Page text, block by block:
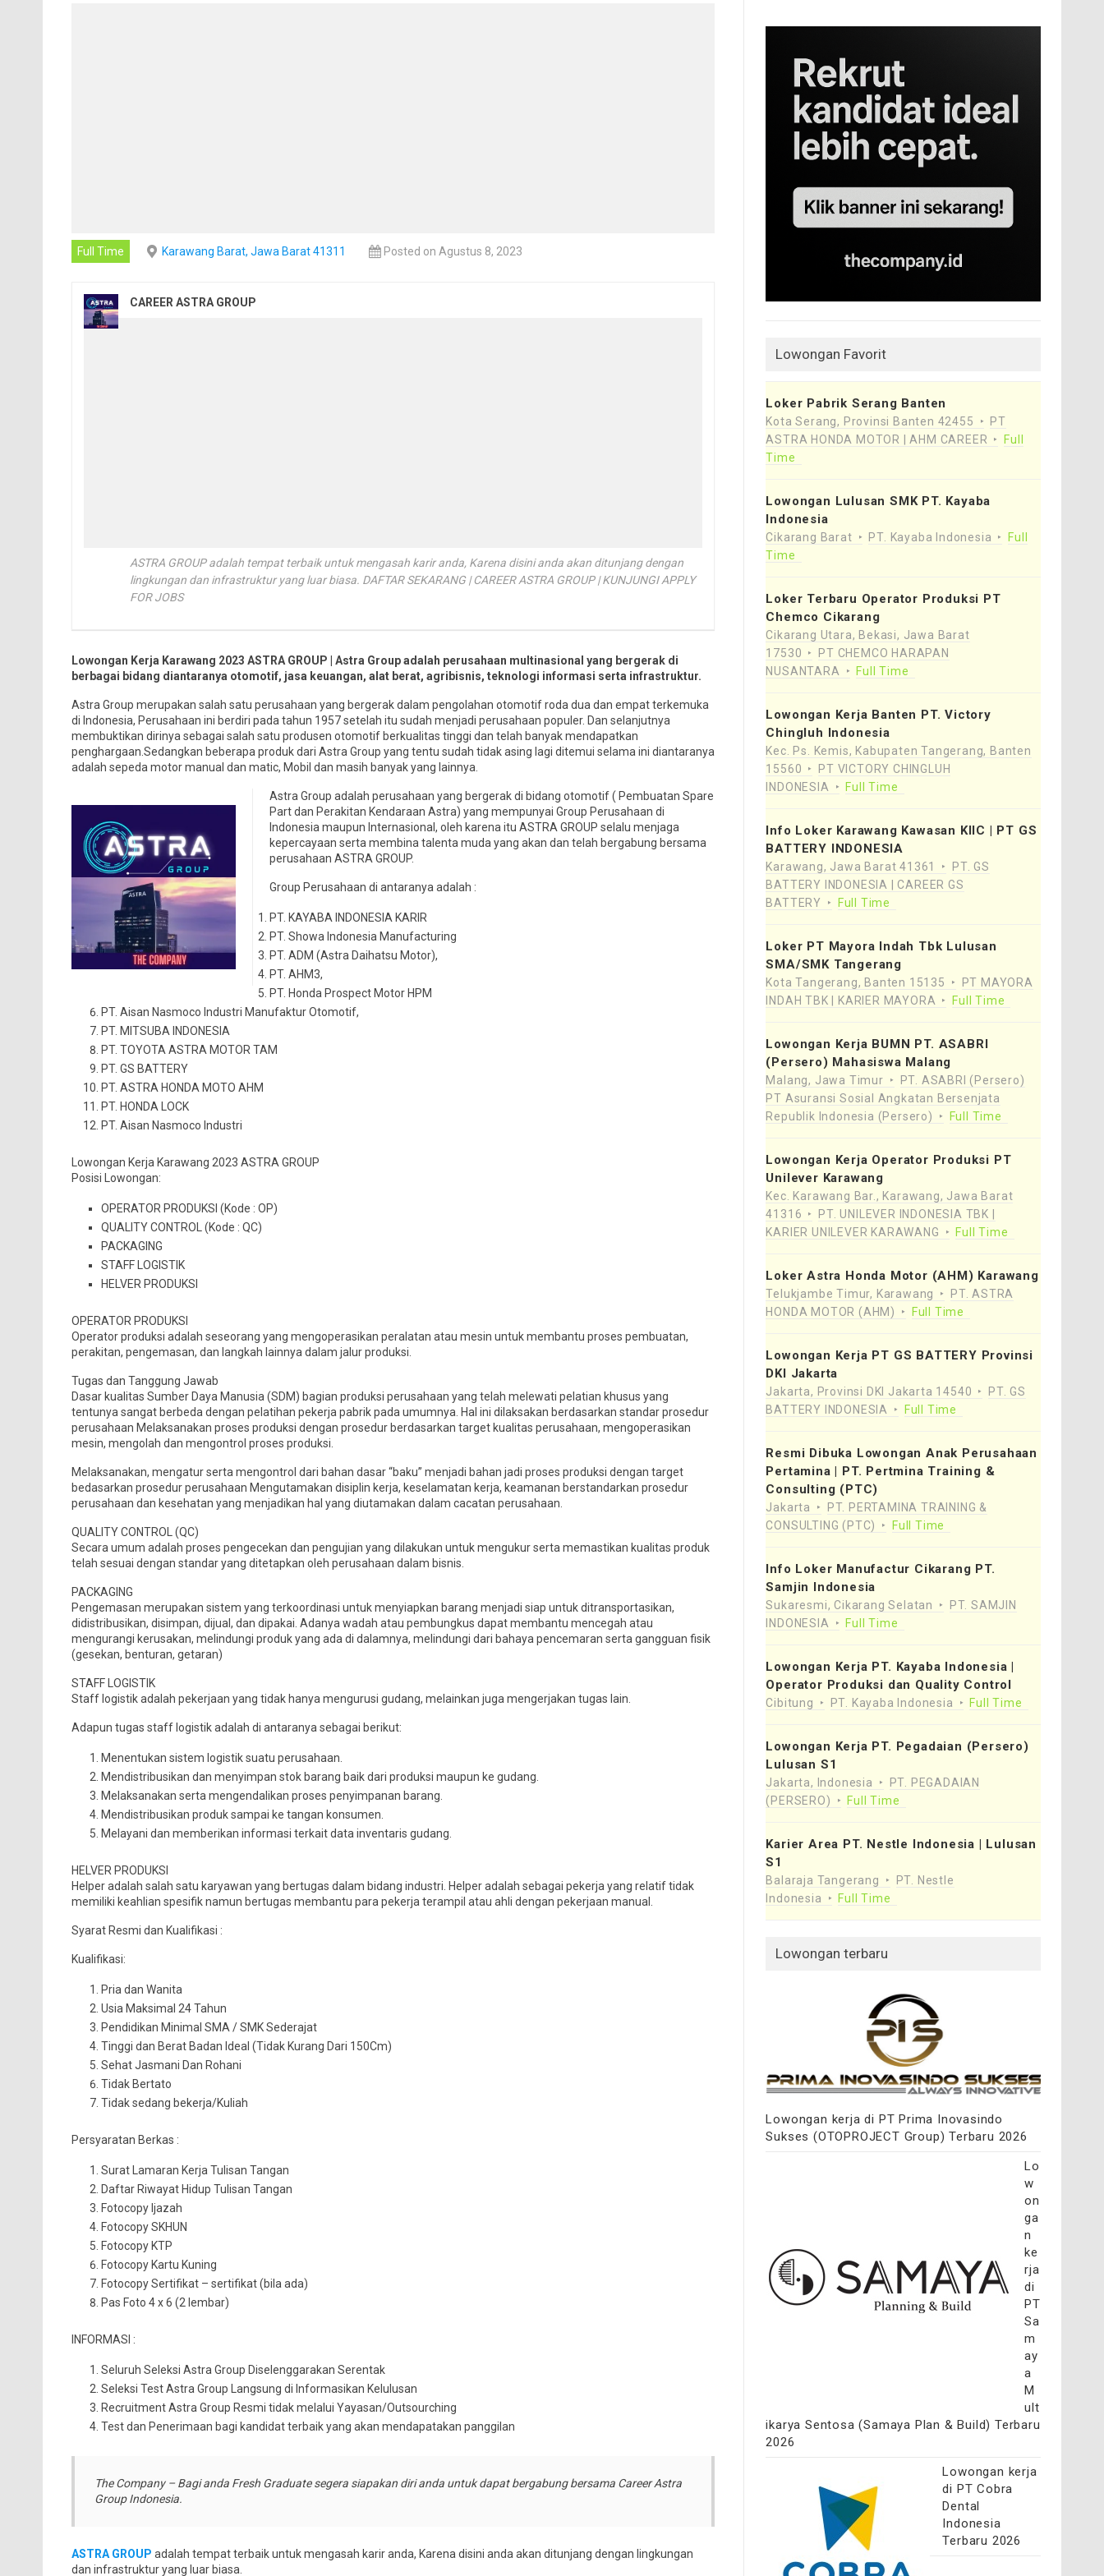
Full Time Karawang Barat, Jawa Barat 41311 Posted on Agustus 8, 2023
CAREER ASTRA GROUP
ASTRA GROUP adalah tempat terbaik untuk mengasah karir anda, Karena disini anda akan ditunjang dengan
lingkungan dan infrastruktur yang luar biasa. DAFTAR SEKARANG | CAREER ASTRA GROUP | KUNJUNGI APPLY
FOR JOBS
Lowongan Kerja Karawang 2023 ASTRA GROUP | Astra Group adalah perusahaan multinasional yang bergerak di
berbagai bidang diantaranya otomotif, jasa keuangan, alat berat, agribisnis, teknologi informasi serta infrastruktur.
Astra Group merupakan salah satu perusahaan yang bergerak dalam pengolahan otomotif roda dua dan empat terkemuka
di Indonesia, Perusahaan ini berdiri pada tahun 1957 setelah itu sudah menjadi perusahaan populer. Dan selanjutnya
membuktikan dirinya sebagai salah satu produsen otomotif berkualitas tinggi dan telah banyak mendapatkan
penghargaan.Sedangkan beberapa produk dari Astra Group yang tentu sudah tidak asing lagi ditemui selama ini diantaranya
adalah sepeda motor manual dan matic, Mobil dan masih banyak yang lainnya.
Astra Group adalah perusahaan yang bergerak di bidang otomotif ( Pembuatan Spare
Part dan Perakitan Kendaraan Astra) yang mempunyai Group Perusahaan di
Indonesia maupun Internasional, oleh karena itu ASTRA GROUP selalu menjaga
kepercayaan serta membina talenta muda yang akan dan telah bergabung bersama
perusahaan ASTRA GROUP.
Group Perusahaan di antaranya adalah :
PT. KAYABA INDONESIA KARIR
PT. Showa Indonesia Manufacturing
PT. ADM (Astra Daihatsu Motor),
PT. AHM3,
PT. Honda Prospect Motor HPM
PT. Aisan Nasmoco Industri Manufaktur Otomotif,
PT. MITSUBA INDONESIA
PT. TOYOTA ASTRA MOTOR TAM
PT. GS BATTERY
PT. ASTRA HONDA MOTO AHM
PT. HONDA LOCK
PT. Aisan Nasmoco Industri
Lowongan Kerja Karawang 2023 ASTRA GROUP
Posisi Lowongan:
OPERATOR PRODUKSI (Kode : OP)
QUALITY CONTROL (Kode : QC)
PACKAGING
STAFF LOGISTIK
HELVER PRODUKSI
OPERATOR PRODUKSI
Operator produksi adalah seseorang yang mengoperasikan peralatan atau mesin untuk membantu proses pembuatan,
perakitan, pengemasan, dan langkah lainnya dalam jalur produksi.
Tugas dan Tanggung Jawab
Dasar kualitas Sumber Daya Manusia (SDM) bagian produksi perusahaan yang telah melewati pelatian khusus yang
tentunya sangat berbeda dengan pelatihan pekerja pabrik pada umumnya. Hal ini dilaksakan berdasarkan standar prosedur
perusahaan Melaksanakan proses produksi dengan prosedur berdasarkan target kualitas perusahaan, mengoperasikan
mesin, mengolah dan mengontrol proses produksi.
Melaksanakan, mengatur serta mengontrol dari bahan dasar “baku” menjadi bahan jadi proses produksi dengan target
bedasarkan prosedur perusahaan Mengutamakan disiplin kerja, keselamatan kerja, keamanan berstandarkan prosedur
perusahaan dan kesehatan yang menjadikan hal yang diutamakan dalam cacatan perusahaan.
QUALITY CONTROL (QC)
Secara umum adalah proses pengecekan dan pengujian yang dilakukan untuk mengukur serta memastikan kualitas produk
telah sesuai dengan standar yang ditetapkan oleh perusahaan dalam bisnis.
PACKAGING
Pengemasan merupakan sistem yang terkoordinasi untuk menyiapkan barang menjadi siap untuk ditransportasikan,
didistribusikan, disimpan, dijual, dan dipakai. Adanya wadah atau pembungkus dapat membantu mencegah atau
mengurangi kerusakan, melindungi produk yang ada di dalamnya, melindungi dari bahaya pencemaran serta gangguan fisik
(gesekan, benturan, getaran)
STAFF LOGISTIK
Staff logistik adalah pekerjaan yang tidak hanya mengurusi gudang, melainkan juga mengerjakan tugas lain.
Adapun tugas staff logistik adalah di antaranya sebagai berikut:
Menentukan sistem logistik suatu perusahaan.
Mendistribusikan dan menyimpan stok barang baik dari produksi maupun ke gudang.
Melaksanakan serta mengendalikan proses penyimpanan barang.
Mendistribusikan produk sampai ke tangan konsumen.
Melayani dan memberikan informasi terkait data inventaris gudang.
HELVER PRODUKSI
Helper adalah salah satu karyawan yang bertugas dalam bidang industri. Helper adalah sebagai pekerja yang relatif tidak
memiliki keahlian spesifik namun bertugas membantu para pekerja terampil atau ahli dengan pekerjaan manual.
Syarat Resmi dan Kualifikasi :
Kualifikasi:
Pria dan Wanita
Usia Maksimal 24 Tahun
Pendidikan Minimal SMA / SMK Sederajat
Tinggi dan Berat Badan Ideal (Tidak Kurang Dari 150Cm)
Sehat Jasmani Dan Rohani
Tidak Bertato
Tidak sedang bekerja/Kuliah
Persyaratan Berkas :
Surat Lamaran Kerja Tulisan Tangan
Daftar Riwayat Hidup Tulisan Tangan
Fotocopy Ijazah
Fotocopy SKHUN
Fotocopy KTP
Fotocopy Kartu Kuning
Fotocopy Sertifikat – sertifikat (bila ada)
Pas Foto 4 x 6 (2 lembar)
INFORMASI :
Seluruh Seleksi Astra Group Diselenggarakan Serentak
Seleksi Test Astra Group Langsung di Informasikan Kelulusan
Recruitment Astra Group Resmi tidak melalui Yayasan/Outsourching
Test dan Penerimaan bagi kandidat terbaik yang akan mendapatakan panggilan
The Company – Bagi anda Fresh Graduate segera siapakan diri anda untuk dapat bergabung bersama Career Astra
Group Indonesia.
ASTRA GROUP adalah tempat terbaik untuk mengasah karir anda, Karena disini anda akan ditunjang dengan lingkungan
dan infrastruktur yang luar biasa.
Lowongan Favorit
Loker Pabrik Serang Banten
Kota Serang, Provinsi Banten 42455
PT
ASTRA HONDA MOTOR | AHM CAREER
Full
Time
Lowongan Lulusan SMK PT. Kayaba
Indonesia
Cikarang Barat PT. Kayaba Indonesia
Full
Time
Loker Terbaru Operator Produksi PT
Chemco Cikarang
Cikarang Utara, Bekasi, Jawa Barat
17530
PT CHEMCO HARAPAN
NUSANTARA
Full Time
Lowongan Kerja Banten PT. Victory
Chingluh Indonesia
Kec. Ps. Kemis, Kabupaten Tangerang, Banten
15560
PT VICTORY CHINGLUH
INDONESIA
Full Time
Info Loker Karawang Kawasan KIIC | PT GS
BATTERY INDONESIA
Karawang, Jawa Barat 41361
PT. GS
BATTERY INDONESIA | CAREER GS
BATTERY
Full Time
Loker PT Mayora Indah Tbk Lulusan
SMA/SMK Tangerang
Kota Tangerang, Banten 15135
PT MAYORA
INDAH TBK | KARIER MAYORA
Full Time
Lowongan Kerja BUMN PT. ASABRI
(Persero) Mahasiswa Malang
Malang, Jawa Timur
PT. ASABRI (Persero)
PT Asuransi Sosial Angkatan Bersenjata
Republik Indonesia (Persero)
Full Time
Lowongan Kerja Operator Produksi PT
Unilever Karawang
Kec. Karawang Bar., Karawang, Jawa Barat
41316
PT. UNILEVER INDONESIA TBK |
KARIER UNILEVER KARAWANG
Full Time
Loker Astra Honda Motor (AHM) Karawang
Telukjambe Timur, Karawang
PT. ASTRA
HONDA MOTOR (AHM)
Full Time
Lowongan Kerja PT GS BATTERY Provinsi
DKI Jakarta
Jakarta, Provinsi DKI Jakarta 14540
PT. GS
BATTERY INDONESIA
Full Time
Resmi Dibuka Lowongan Anak Perusahaan
Pertamina | PT. Pertmina Training &
Consulting (PTC)
Jakarta
PT. PERTAMINA TRAINING &
CONSULTING (PTC)
Full Time
Info Loker Manufactur Cikarang PT.
Samjin Indonesia
Sukaresmi, Cikarang Selatan
PT. SAMJIN
INDONESIA
Full Time
Lowongan Kerja PT. Kayaba Indonesia |
Operator Produksi dan Quality Control
Cibitung PT. Kayaba Indonesia Full Time
Lowongan Kerja PT. Pegadaian (Persero)
Lulusan S1
Jakarta, Indonesia
PT. PEGADAIAN
(PERSERO)
Full Time
Karier Area PT. Nestle Indonesia | Lulusan
S1
Balaraja Tangerang
PT. Nestle
Indonesia
Full Time
Lowongan terbaru
Lowongan kerja di PT Prima Inovasindo
Sukses (OTOPROJECT Group) Terbaru 2026
Lo
w
on
ga
n
ke
rja
di
PT
Sa
m
ay
a
M
ult
ikarya Sentosa (Samaya Plan & Build) Terbaru
2026
Lowongan kerja
di PT Cobra
Dental
Indonesia
Terbaru 2026